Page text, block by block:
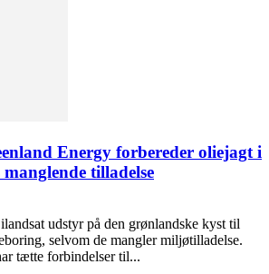
Energy forbereder oliejagt i
tilladelse
udstyr på den grønlandske kyst til
selvom de mangler miljøtilladelse.
tætte forbindelser til...